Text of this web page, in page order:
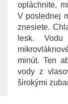
opláchnite,
V poslednej
znesiete.
lesk.
minút. Ten
vody z
širokými